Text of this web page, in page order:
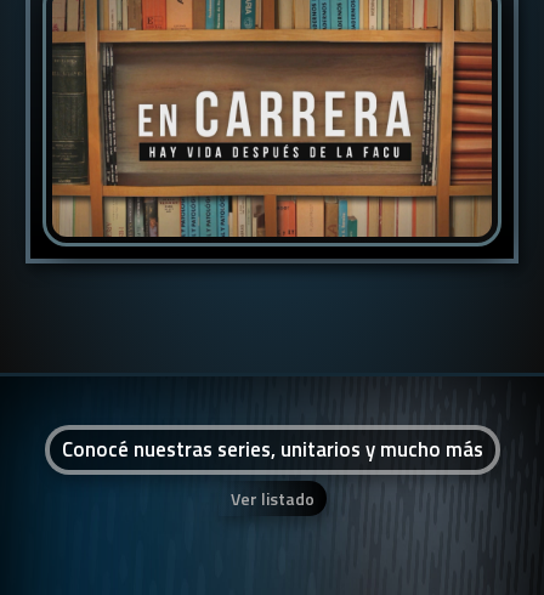
Conocé nuestras series, unitarios y mucho más
Ver listado